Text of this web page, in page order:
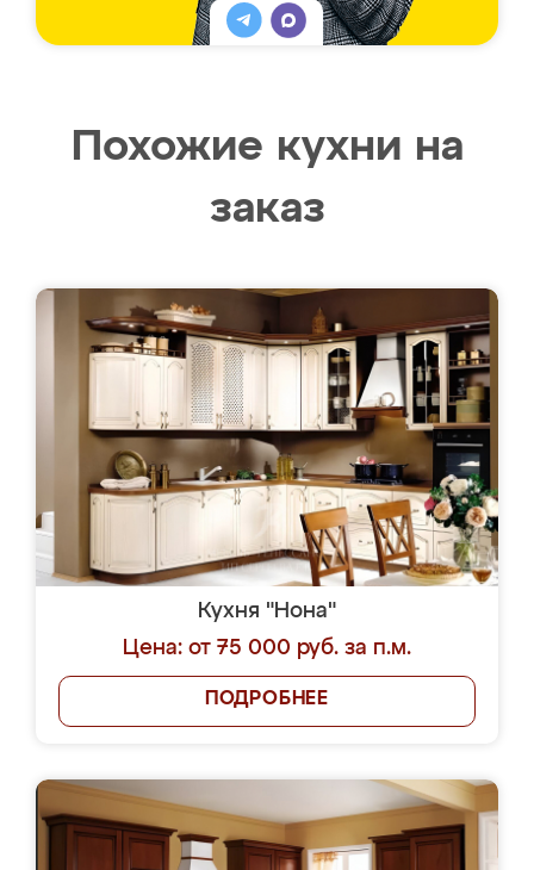
Похожие кухни на
заказ
Кухня "Нона"
Цена: от 75 000 руб. за п.м.
ПОДРОБНЕЕ